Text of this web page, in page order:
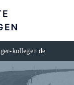
kollegen.de